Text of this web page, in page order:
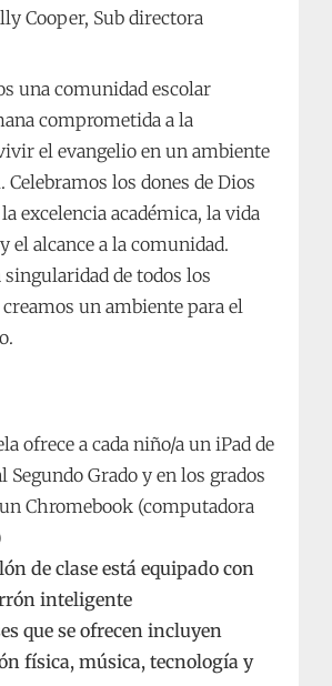
Cooper, Sub directora
una comunidad escolar
comprometida a la
el evangelio en un ambiente
los dones de Dios
excelencia académica, la vida
el alcance a la comunidad.
de todos los
un ambiente para el
ofrece a cada niño/a un iPad de
Segundo Grado y en los grados
un Chromebook (computadora
de clase está equipado con
inteligente
que se ofrecen incluyen
física, música, tecnología y